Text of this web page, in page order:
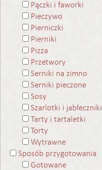
Pączki i faworki
Pieczywo
Pierniczki
Pierniki
Pizza
Przetwory
Serniki na zimno
Serniki pieczone
Sosy
Szarlotki i jabłeczniki
Tarty i tartaletki
Torty
Wytrawne
Sposób przygotowania
Gotowane